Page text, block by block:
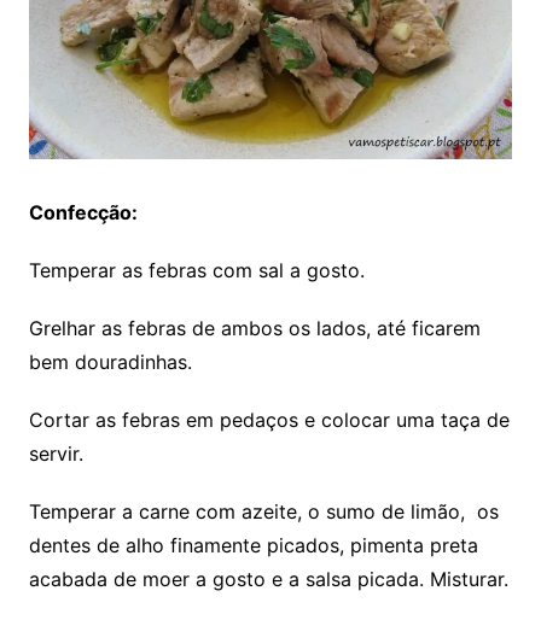
Confecção:
Temperar as febras com sal a gosto.
Grelhar as febras de ambos os lados, até ficarem
bem douradinhas.
Cortar as febras em pedaços e colocar uma taça de
servir.
Temperar a carne com azeite, o sumo de limão, os
dentes de alho finamente picados, pimenta preta
acabada de moer a gosto e a salsa picada. Misturar.